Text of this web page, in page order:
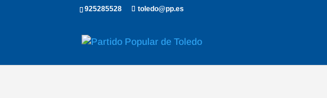
925285528 toledo@pp.es